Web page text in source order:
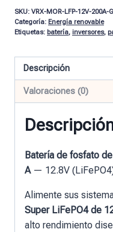
SKU: VRX-MOR-LFP-12V-200A-
Categoría: Energía renovable
Etiquetas: batería, inversores,
Descripción
Valoraciones (0)
Batería de fosfato
A— 12.8V
Alimente sus
Super LiFePO4 de
alto rendimiento